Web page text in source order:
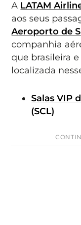
A LATAM
aos seus
Aeroporto de
companhia
que brasileira
localizada
Salas VIP
(SCL)